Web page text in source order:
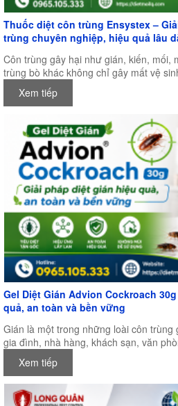
Thuốc diệt côn trùng Ensystex –
trùng chuyên nghiệp, hiệu quả lâu
Côn trùng gây hại như gián, kiến, mối,
trùng bò khác không chỉ gây mất vệ
nhiều bệnh nguy hiểm, ảnh hưởng
và hoạt động sản xuất kinh doanh.
loại thuốc diệt côn trùng chất lượng,
là điều vô cùng quan trọng.
Xem tiếp
Gel Diệt Gián Advion Cockroach
quả, an toàn và bền vững
Gián là một trong những loài côn trùng
gia đình, nhà hàng, khách sạn, văn
thực phẩm. Không chỉ gây mất vệ
truyền nhiều loại vi khuẩn, nấm mốc
con người. Chính vì vậy, việc lựa chọn
quả, an toàn và lâu dài luôn là mối
Xem tiếp